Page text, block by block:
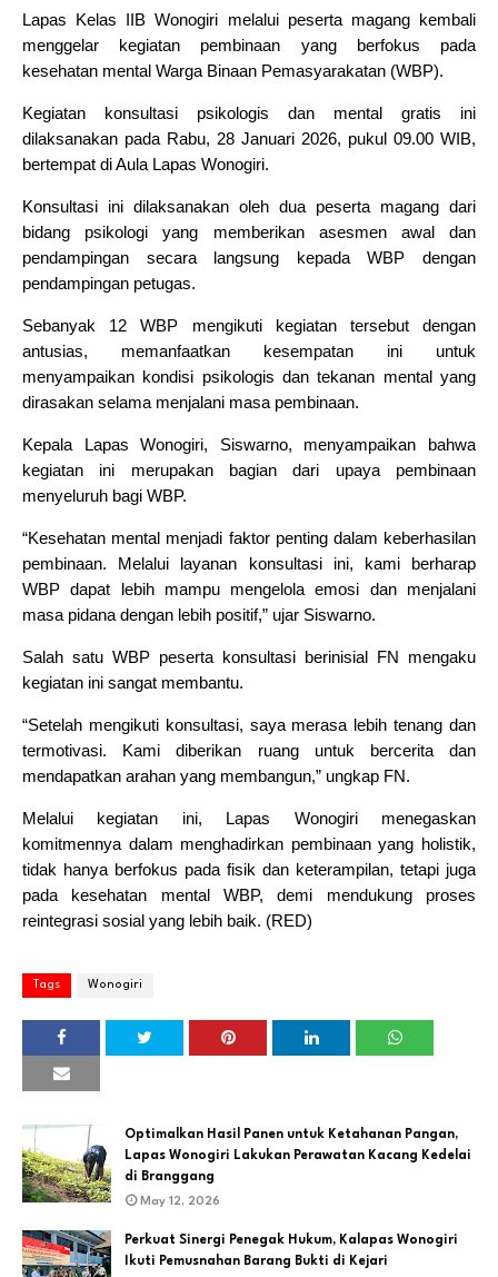
Lapas Kelas IIB Wonogiri melalui peserta magang kembali
menggelar kegiatan pembinaan yang berfokus pada
kesehatan mental Warga Binaan Pemasyarakatan (WBP).
Kegiatan konsultasi psikologis dan mental gratis ini
dilaksanakan pada Rabu, 28 Januari 2026, pukul 09.00 WIB,
bertempat di Aula Lapas Wonogiri.
Konsultasi ini dilaksanakan oleh dua peserta magang dari
bidang psikologi yang memberikan asesmen awal dan
pendampingan secara langsung kepada WBP dengan
pendampingan petugas.
Sebanyak 12 WBP mengikuti kegiatan tersebut dengan
antusias, memanfaatkan kesempatan ini untuk
menyampaikan kondisi psikologis dan tekanan mental yang
dirasakan selama menjalani masa pembinaan.
Kepala Lapas Wonogiri, Siswarno, menyampaikan bahwa
kegiatan ini merupakan bagian dari upaya pembinaan
menyeluruh bagi WBP.
“Kesehatan mental menjadi faktor penting dalam keberhasilan
pembinaan. Melalui layanan konsultasi ini, kami berharap
WBP dapat lebih mampu mengelola emosi dan menjalani
masa pidana dengan lebih positif,” ujar Siswarno.
Salah satu WBP peserta konsultasi berinisial FN mengaku
kegiatan ini sangat membantu.
“Setelah mengikuti konsultasi, saya merasa lebih tenang dan
termotivasi. Kami diberikan ruang untuk bercerita dan
mendapatkan arahan yang membangun,” ungkap FN.
Melalui kegiatan ini, Lapas Wonogiri menegaskan
komitmennya dalam menghadirkan pembinaan yang holistik,
tidak hanya berfokus pada fisik dan keterampilan, tetapi juga
pada kesehatan mental WBP, demi mendukung proses
reintegrasi sosial yang lebih baik. (RED)
Tags Wonogiri
Optimalkan Hasil Panen untuk Ketahanan Pangan,
Lapas Wonogiri Lakukan Perawatan Kacang Kedelai
di Branggang
May 12, 2026
Perkuat Sinergi Penegak Hukum, Kalapas Wonogiri
Ikuti Pemusnahan Barang Bukti di Kejari